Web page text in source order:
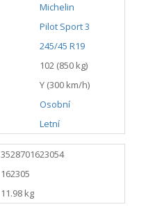
Michelin
Pilot Sport 3
245/45 R19
102 (850 kg)
Y (300 km/h)
Osobní
Letní
3528701623054
162305
11.98 kg